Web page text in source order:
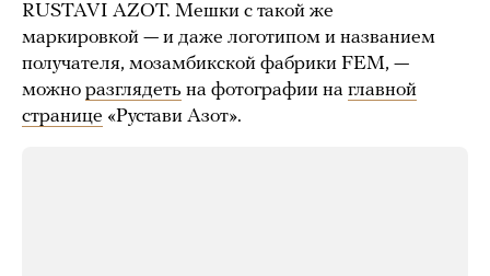
RUSTAVI AZOT. Мешки с такой же
маркировкой — и даже логотипом и названием
получателя, мозамбикской фабрики FEM, —
можно разглядеть на фотографии на главной
странице «Рустави Азот».